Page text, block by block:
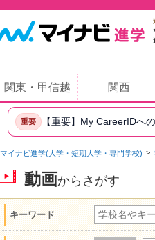
関東・甲信越 関西
重要 【重要】My CareerIDへ
マイナビ進学(大学・短期大学・専門学校)
動画からさがす
キーワード